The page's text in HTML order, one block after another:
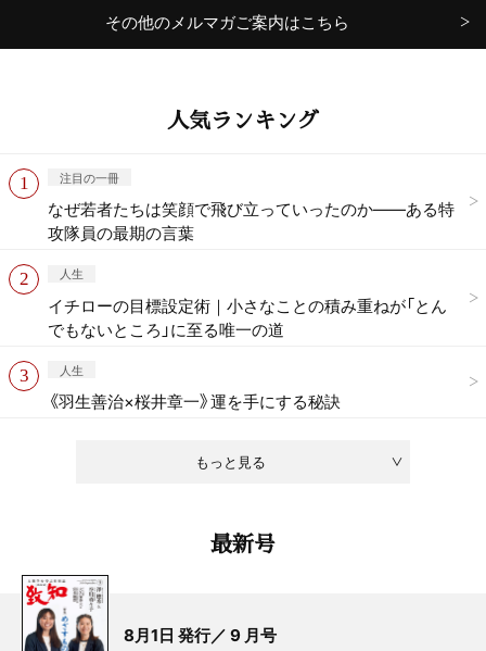
その他のメルマガご案内はこちら
人気ランキング
もっと見る
注目の一冊
なぜ若者たちは笑顔で飛び立っていったのか——ある特
攻隊員の最期の言葉
人生
イチローの目標設定術｜小さなことの積み重ねが「とん
でもないところ」に至る唯一の道
人生
《羽生善治×桜井章一》運を手にする秘訣
最新号
8月1日 発行／ 9 月号